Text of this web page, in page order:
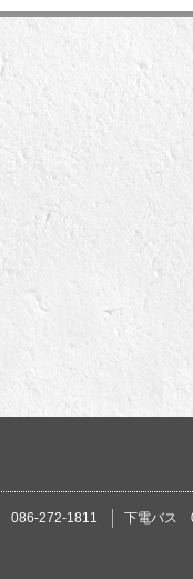
086-272-1811 下電バス